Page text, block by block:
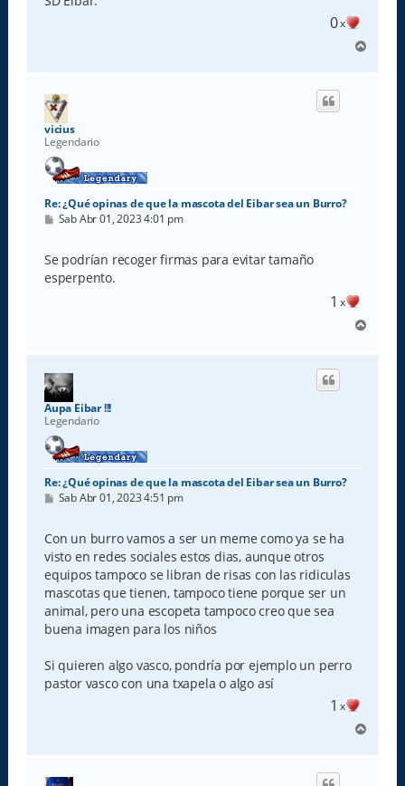
0x
r
vicius
Legendario
Re: ¿Qué opinas de que la mascota del Eibar sea un Burro?
M
s
a
j
Sab Abr 01, 2023 4:01 pm
Se podrían recoger firmas para evitar tamaño
esperpento.
1 x
r
Aupa Eibar !!!
Legendario
Re: ¿Qué opinas de que la mascota del Eibar sea un Burro?
M
s
a
j
e
Sab Abr 01, 2023 4:51 pm
Con un burro vamos a ser un meme como ya se ha
visto en redes sociales estos dias, aunque otros
equipos tampoco se libran de risas con las ridiculas
mascotas que tienen, tampoco tiene porque ser un
animal, pero una escopeta tampoco creo que sea
buena imagen para los niños
Si quieren algo vasco, pondría por ejemplo un perro
pastor vasco con una txapela o algo así
1 x
r